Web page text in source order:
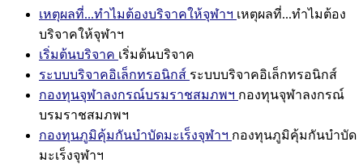
เหตุผลที่...ทำไมต้องบริจาคให้จุฬาฯ เหตุผลที่...ทำไมต้อง
บริจาคให้จุฬาฯ
เริ่มต้นบริจาค เริ่มต้นบริจาค
ระบบบริจาคอิเล็กทรอนิกส์ ระบบบริจาคอิเล็กทรอนิกส์
กองทุนจุฬาลงกรณ์บรมราชสมภพฯ กองทุนจุฬาลงกรณ์
บรมราชสมภพฯ
กองทุนภูมิคุ้มกันบำบัดมะเร็งจุฬาฯ กองทุนภูมิคุ้มกันบำบัด
มะเร็งจุฬาฯ